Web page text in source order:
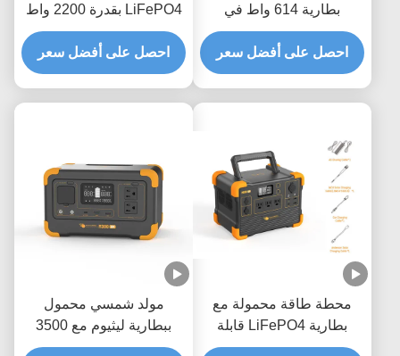
بطارية 614 واط في
الساعة، وعمر بطارية 3500
دورة، وضمان لمدة سنة
واحدة
احصل على أفضل سعر
LiFePO4 بقدرة 2200 واط
مع 3500 دورة وإعادة تدوير
وشحن سريع لمدة ساعتين
احصل على أفضل سعر
محطة طاقة محمولة مع
بطارية LiFePO4 قابلة
لإعادة التدوير 3500 وشحن
مولد شمسي محمول
ببطارية ليثيوم مع 3500
دورة إعادة تدوير ولوحة